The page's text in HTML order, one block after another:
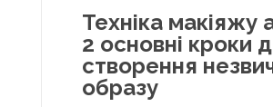
Техніка макіяжу
2 основні кроки
створення
образу